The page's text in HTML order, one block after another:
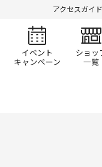
アクセスガイド
チラシ情報 イベン